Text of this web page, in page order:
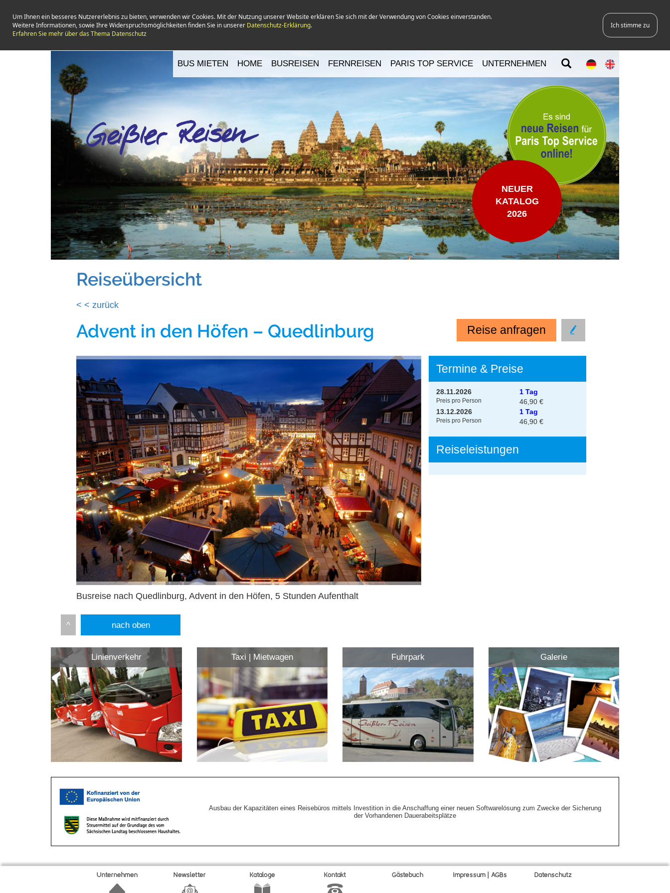
BUS MIETEN HOME BUSREISEN FERNREISEN PARIS TOP SERVICE UNTERNEHMEN
NEUER
KATALOG
2026
Reiseübersicht
< < zurück
Advent in den Höfen – Quedlinburg Reise anfragen
Busreise nach Quedlinburg, Advent in den Höfen, 5 Stunden Aufenthalt
Termine & Preise
28.11.2026 1 Tag
Preis pro Person
46,90 €
13.12.2026
1 Tag
Preis pro Person 46,90 €
Reiseleistungen
nach oben
Linienverkehr Taxi | Mietwagen Fuhrpark Galerie
Ausbau der Kapazitäten eines Reisebüros mittels Investition in die Anschaffung einer neuen Softwarelösung zum Zwecke der Sicherung
der Vorhandenen Dauerabeitsplätze
Unternehmen Newsletter Kataloge Kontakt Gästebuch Impressum | AGBs Datenschutz
Um Ihnen ein besseres Nutzererlebnis zu bieten, verwenden wir Cookies. Mit der Nutzung unserer Website erklären Sie sich mit der Verwendung von Cookies einverstanden.
Weitere Informationen, sowie Ihre Widerspruchsmöglichkeiten finden Sie in unserer Datenschutz-Erklärung.
Erfahren Sie mehr über das Thema Datenschutz
Ich stimme zu